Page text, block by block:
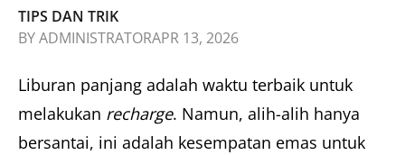
TIPS DAN TRIK
BYADMINISTRATORAPR 13, 2026
Liburan panjang adalah waktu terbaik untuk
melakukan recharge. Namun, alih-alih hanya
bersantai, ini adalah kesempatan emas untuk